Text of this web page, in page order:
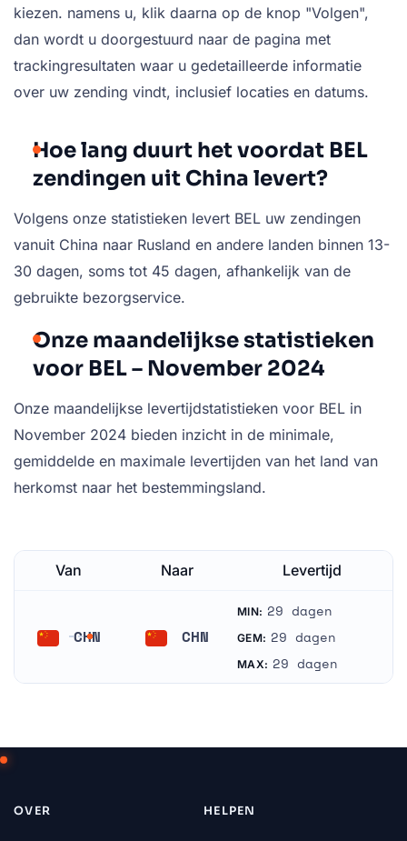
kiezen. namens u, klik daarna op de knop "Volgen",
dan wordt u doorgestuurd naar de pagina met
trackingresultaten waar u gedetailleerde informatie
over uw zending vindt, inclusief locaties en datums.
Hoe lang duurt het voordat BEL
zendingen uit China levert?
Volgens onze statistieken levert BEL uw zendingen
vanuit China naar Rusland en andere landen binnen 13-
30 dagen, soms tot 45 dagen, afhankelijk van de
gebruikte bezorgservice.
Onze maandelijkse statistieken
voor BEL – November 2024
Onze maandelijkse levertijdstatistieken voor BEL in
November 2024 bieden inzicht in de minimale,
gemiddelde en maximale levertijden van het land van
herkomst naar het bestemmingsland.
Van Naar Levertijd
CHN CHN
MIN: 29 dagen
GEM: 29 dagen
MAX: 29 dagen
OVER HELPEN